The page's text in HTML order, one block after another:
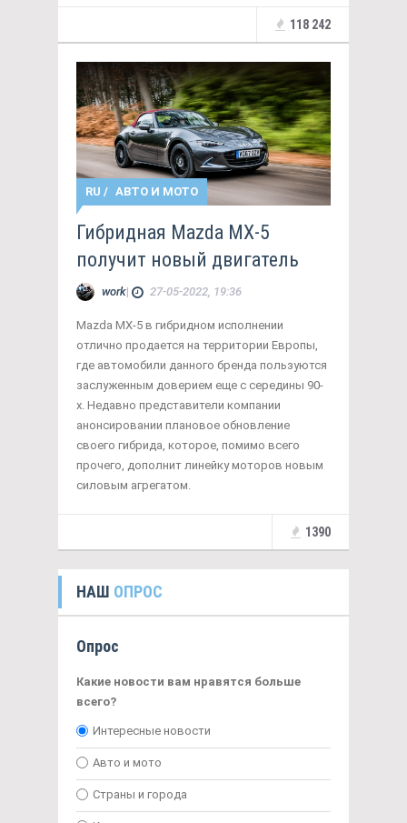
118 242
RU / АВТО И МОТО
Гибридная Mazda MX-5
получит новый двигатель
work| 27-05-2022, 19:36
Mazda MX-5 в гибридном исполнении
отлично продается на территории Европы,
где автомобили данного бренда пользуются
заслуженным доверием еще с середины 90-
х. Недавно представители компании
анонсировании плановое обновление
своего гибрида, которое, помимо всего
прочего, дополнит линейку моторов новым
силовым агрегатом.
1390
НАШ ОПРОС
Опрос
Какие новости вам нравятся больше
всего?
Интересные новости
Авто и мото
Страны и города